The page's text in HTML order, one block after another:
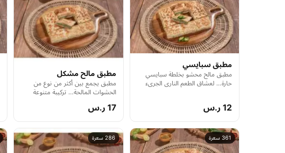
مطبق سبايسي
مطبق مالح محشو بخلطة سبايسي
حارة… لعشاق الطعم الناري الجريء
12 ر.س
مطبق مالح مشكل
مطبق يجمع بين أكثر من نوع من
الحشوات المالحة… تركيبة متنوعة
17 ر.س
361 سعرة 286 سعرة